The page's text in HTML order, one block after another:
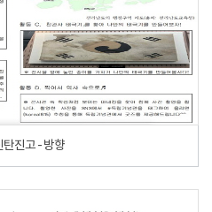
탄진고 - 방향